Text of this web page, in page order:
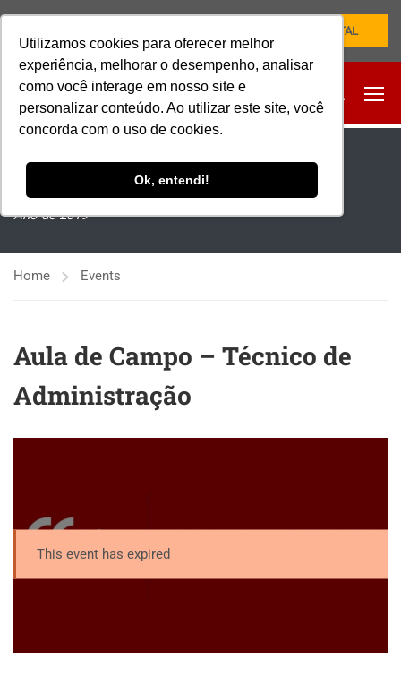
Utilizamos cookies para oferecer melhor
experiência, melhorar o desempenho, analisar
como você interage em nosso site e
personalizar conteúdo. Ao utilizar este site, você
concorda com o uso de cookies.
Ok, entendi!
NOVO PORTAL
EVENTOS
Ano de 2019
Home Events
Aula de Campo – Técnico de
Administração
This event has expired